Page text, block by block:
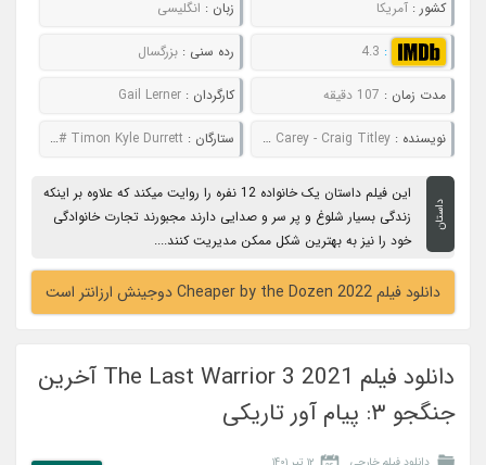
کشور :آمریکا زبان : انگلیسی
:
4.3 رده سنی : بزرگسال
مدت زمان : 107 دقیقه کارگردان : Gail Lerner
نویسنده :Frank B. Gilbreth Jr. - Ernestine Gilbreth Carey - Craig Titley ستارگان : Gabrielle Union # Zach Braff # Erika Christensen # Timon Kyle Durrett
داستان
این فیلم داستان یک خانواده 12 نفره را روایت میکند که علاوه بر اینکه
زندگی بسیار شلوغ و پر سر و صدایی دارند مجبورند تجارت خانوادگی
خود را نیز به بهترین شکل ممکن مدیریت کنند....
دانلود فیلم Cheaper by the Dozen 2022 دوجینش ارزانتر است
دانلود فیلم The Last Warrior 3 2021 آخرین
جنگجو ۳: پیام آور تاریکی